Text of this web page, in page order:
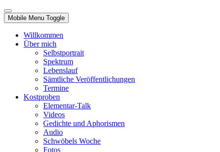
Mobile Menu Toggle
Willkommen
Über mich
Selbstportrait
Spektrum
Lebenslauf
Sämtliche Veröffentlichungen
Termine
Kostproben
Elementar-Talk
Videos
Gedichte und Aphorismen
Audio
Schwöbels Woche
Fotos